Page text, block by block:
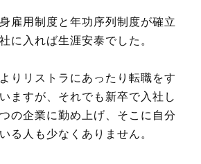
雇用制度と年功序列制度が確立
に入れば生涯安泰でした。
りリストラにあったり転職をす
ますが、それでも新卒で入社し
の企業に勤め上げ、そこに自分
る人も少なくありません。